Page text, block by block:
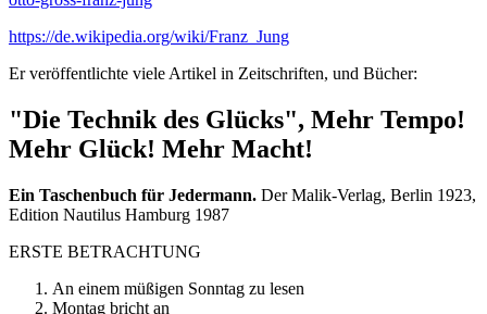
https://de.wikipedia.org/wiki/Franz_Jung
Er veröffentlichte viele Artikel in Zeitschriften, und Bücher:
"Die Technik des Glücks", Mehr Tempo!
Mehr Glück! Mehr Macht!
Ein Taschenbuch für Jedermann. Der Malik-Verlag, Berlin 1923,
Edition Nautilus Hamburg 1987
ERSTE BETRACHTUNG
An einem müßigen Sonntag zu lesen
Montag bricht an